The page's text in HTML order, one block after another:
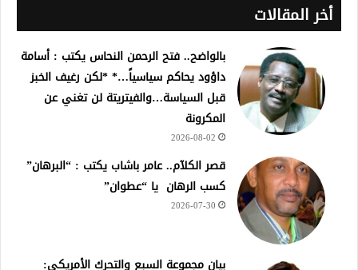
أخر المقالات
بالواضح.. فتح الرحمن النحاس يكتب : أسامة
داؤود يحاكم سياسياً…* *لكن رغيف الخبز
قبل السياسة…والفيتريتة لن تغني عن
المكرونة
2026-08-02
قصر الكلآم.. عامر باشاب يكتب : “البرهان”
كسب الرهان يا “عطوان”
2026-07-30
بيان مجموعة السبع والتحرك الأمريكي: